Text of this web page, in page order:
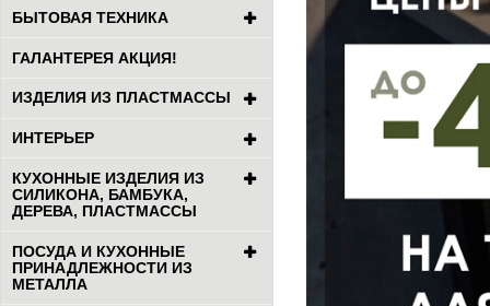
БЫТОВАЯ ТЕХНИКА
ГАЛАНТЕРЕЯ АКЦИЯ!
ИЗДЕЛИЯ ИЗ ПЛАСТМАССЫ
ИНТЕРЬЕР
КУХОННЫЕ ИЗДЕЛИЯ ИЗ
СИЛИКОНА, БАМБУКА,
ДЕРЕВА, ПЛАСТМАССЫ
ПОСУДА И КУХОННЫЕ
ПРИНАДЛЕЖНОСТИ ИЗ
МЕТАЛЛА